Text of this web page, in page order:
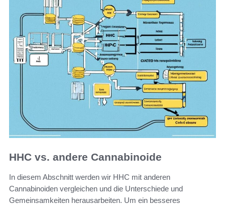
HHC vs. andere Cannabinoide
In diesem Abschnitt werden wir HHC mit anderen
Cannabinoiden vergleichen und die Unterschiede und
Gemeinsamkeiten herausarbeiten. Um ein besseres